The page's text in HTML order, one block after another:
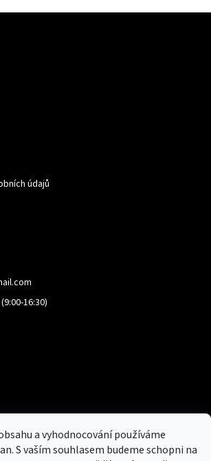
a vyhodnocování používáme
S vaším souhlasem budeme schopni na
údajů
16:30)